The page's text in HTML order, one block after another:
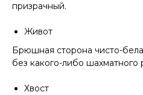
призрачный.
Живот
Брюшная сторона чисто-
без какого-либо шахматного
Хвост